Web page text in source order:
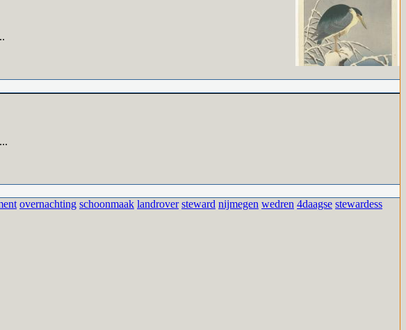
overnachting schoonmaak landrover steward nijmegen wedren 4daagse stewardess